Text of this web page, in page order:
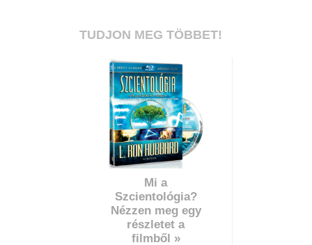
TUDJON MEG TÖBBET!
Mi a
Szcientológia?
Nézzen meg egy
részletet a
filmből »